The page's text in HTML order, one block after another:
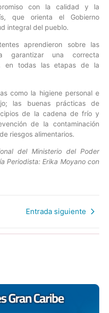
con la calidad y la
que orienta el Gobierno
integral del pueblo.
aprendieron sobre las
garantizar una correcta
en todas las etapas de la
como la higiene personal e
las buenas prácticas de
de la cadena de frío y
de la contaminación
riesgos alimentarios.
del Ministerio del Poder
Periodista: Erika Moyano con
Entrada siguiente